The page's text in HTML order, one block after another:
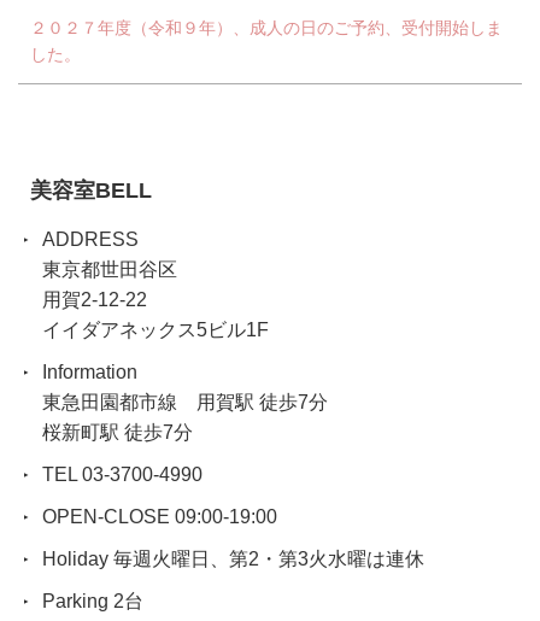
２０２７年度（令和９年）、成人の日のご予約、受付開始しま
した。
美容室BELL
ADDRESS
東京都世田谷区
用賀2-12-22
イイダアネックス5ビル1F
Information
東急田園都市線 用賀駅 徒歩7分
桜新町駅 徒歩7分
TEL 03-3700-4990
OPEN-CLOSE 09:00-19:00
Holiday 毎週火曜日、第2・第3火水曜は連休
Parking 2台